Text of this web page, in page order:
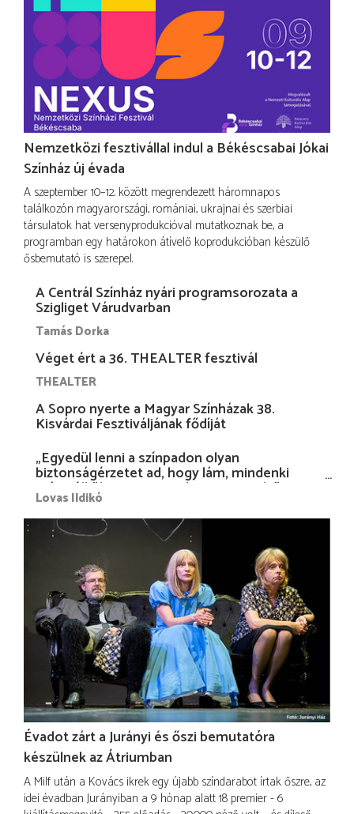
Nemzetközi fesztivállal indul a Békéscsabai Jókai
Színház új évada
A szeptember 10–12. között megrendezett háromnapos
találkozón magyarországi, romániai, ukrajnai és szerbiai
társulatok hat versenyprodukcióval mutatkoznak be, a
programban egy határokon átívelő koprodukcióban készülő
ősbemutató is szerepel.
A Centrál Színház nyári programsorozata a
Szigliget Várudvarban
Tamás Dorka
Véget ért a 36. THEALTER fesztivál
THEALTER
A Sopro nyerte a Magyar Színházak 38.
Kisvárdai Fesztiváljának fődíját
„Egyedül lenni a színpadon olyan
biztonságérzetet ad, hogy lám, mindenki
más nélkül is megvagyok magammal…”
Lovas Ildikó
Évadot zárt a Jurányi és őszi bemutatóra
készülnek az Átriumban
A Milf után a Kovács ikrek egy újabb színdarabot írtak őszre, az
idei évadban Jurányiban a 9 hónap alatt 18 premier - 6